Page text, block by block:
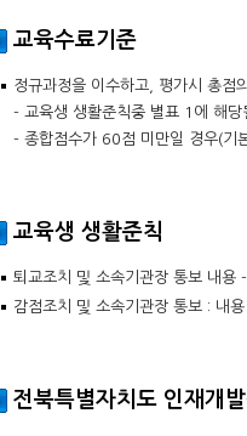
교육수료기준
정규과정을 이수하고, 평가시 총
- 교육생 생활준칙중 별표 1에 해당
- 종합점수가 60점 미만일 경우(기
교육생 생활준칙
퇴교조치 및 소속기관장 통보 내용
감점조치 및 소속기관장 통보 : 내
전북특별자치도 인재개